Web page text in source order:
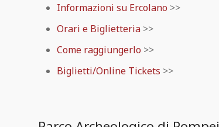
Informazioni su Ercolano >>
Orari e Biglietteria >>
Come raggiungerlo >>
Biglietti/Online Tickets >>